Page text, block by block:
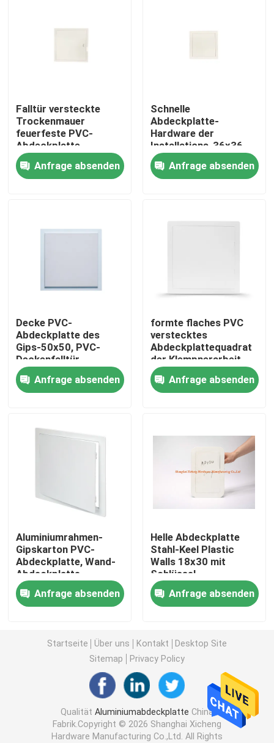
Haus
Produkte
Fabrik-Ausflug
Fordern Sie ein Zitat
Aluminiumabdeckplatte
Trockenmauerzusätze
Bodenabflussabdeckung
Stahlluke
PVC-Abdeckplatte
Sprengring-Klammer
Stahldraht
Falltür versteckte
Trockenmauer
feuerfeste PVC-
Abdeckplatte
Anfrage absenden
Schnelle
Abdeckplatte-
Hardware der
Installations-36x36
Anfrage absenden
Decke PVC-
Abdeckplatte des
Gips-50x50, PVC-
Deckenfalltür
Anfrage absenden
formte flaches PVC
verstecktes
Abdeckplattequadrat
der Klempnerarbeit-
20x20
Anfrage absenden
Aluminiumrahmen-
Gipskarton PVC-
Abdeckplatte, Wand-
Abdeckplatte
plombierend
Anfrage absenden
Helle Abdeckplatte
Stahl-Keel Plastic
Walls 18x30 mit
Schlüssel
Anfrage absenden
Startseite Über uns Kontakt
Desktop Site
Sitemap
Privacy Policy
Qualität Aluminiumabdeckplatte China
Fabrik.Copyright © 2026 Shanghai Xicheng
Hardware Manufacturing Co.,Ltd. All Rights